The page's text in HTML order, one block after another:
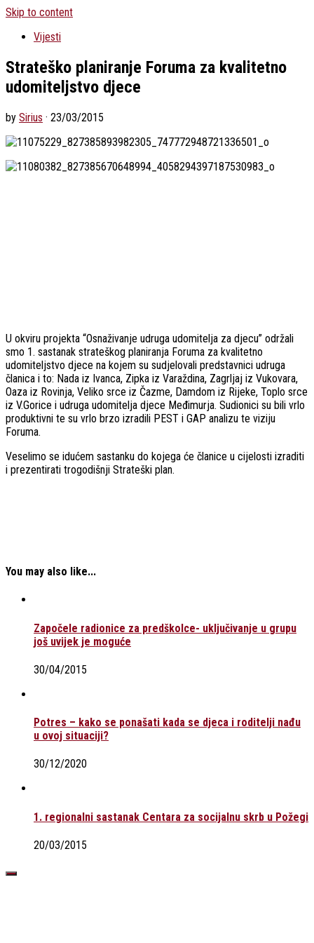
Skip to content
Vijesti
Strateško planiranje Foruma za kvalitetno
udomiteljstvo djece
by Sirius · 23/03/2015
U okviru projekta “Osnaživanje udruga udomitelja za djecu” održali
smo 1. sastanak strateškog planiranja Foruma za kvalitetno
udomiteljstvo djece na kojem su sudjelovali predstavnici udruga
članica i to: Nada iz Ivanca, Zipka iz Varaždina, Zagrljaj iz Vukovara,
Oaza iz Rovinja, Veliko srce iz Čazme, Damdom iz Rijeke, Toplo srce
iz V.Gorice i udruga udomitelja djece Međimurja. Sudionici su bili vrlo
produktivni te su vrlo brzo izradili PEST i GAP analizu te viziju
Foruma.
Veselimo se idućem sastanku do kojega će članice u cijelosti izraditi
i prezentirati trogodišnji Strateški plan.
You may also like...
Započele radionice za predškolce- uključivanje u grupu
još uvijek je moguće
30/04/2015
Potres – kako se ponašati kada se djeca i roditelji nađu
u ovoj situaciji?
30/12/2020
1. regionalni sastanak Centara za socijalnu skrb u Požegi
20/03/2015